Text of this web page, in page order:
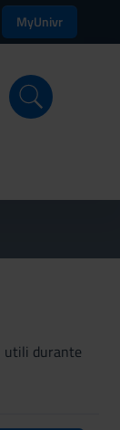
MyUnivr
utili durante